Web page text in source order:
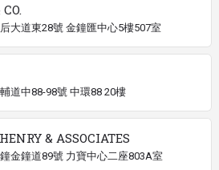
大道東28號 金鐘匯中心5樓507室
道中88-98號 中環88 20樓
& ASSOCIATES
金鐘道89號 力寶中心二座803A室